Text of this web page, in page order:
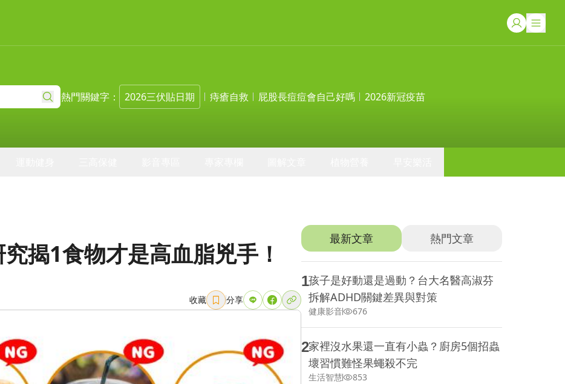
熱門關鍵字： 2026三伏貼日期 痔瘡自救 屁股長痘痘會自己好嗎 2026新冠疫苗
揭1食物才是高血脂兇手！
收藏 分享
推薦文章最新文章 熱門文章
1孩子是好動還是過動？台大名醫高淑芬
拆解ADHD關鍵差異與對策
健康影音 676
2家裡沒水果還一直有小蟲？廚房5個招蟲
壞習慣難怪果蠅殺不完
生活智慧 853